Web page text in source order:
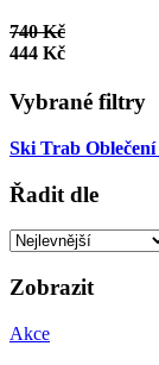
740 Kč
444 Kč
Vybrané filtry
Ski Trab Oblečení
Řadit dle
Zobrazit
Akce